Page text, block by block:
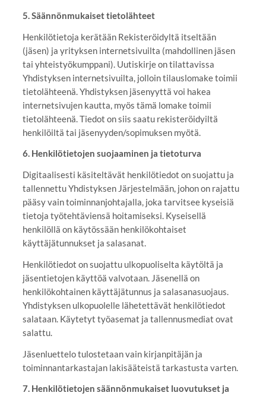
5. Säännönmukaiset tietolähteet
Henkilötietoja kerätään Rekisteröidyltä itseltään
(jäsen) ja yrityksen internetsivuilta (mahdollinen jäsen
tai yhteistyökumppani). Uutiskirje on tilattavissa
Yhdistyksen internetsivuilta, jolloin tilauslomake toimii
tietolähteenä. Yhdistyksen jäsenyyttä voi hakea
internetsivujen kautta, myös tämä lomake toimii
tietolähteenä. Tiedot on siis saatu rekisteröidyiltä
henkilöiltä tai jäsenyyden/sopimuksen myötä.
6. Henkilötietojen suojaaminen ja tietoturva
Digitaalisesti käsiteltävät henkilötiedot on suojattu ja
tallennettu Yhdistyksen Järjestelmään, johon on rajattu
pääsy vain toiminnanjohtajalla, joka tarvitsee kyseisiä
tietoja työtehtäviensä hoitamiseksi. Kyseisellä
henkilöllä on käytössään henkilökohtaiset
käyttäjätunnukset ja salasanat.
Henkilötiedot on suojattu ulkopuoliselta käytöltä ja
jäsentietojen käyttöä valvotaan. Jäsenellä on
henkilökohtainen käyttäjätunnus ja salasanasuojaus.
Yhdistyksen ulkopuolelle lähetettävät henkilötiedot
salataan. Käytetyt työasemat ja tallennusmediat ovat
salattu.
Jäsenluettelo tulostetaan vain kirjanpitäjän ja
toiminnantarkastajan lakisääteistä tarkastusta varten.
7. Henkilötietojen säännönmukaiset luovutukset ja